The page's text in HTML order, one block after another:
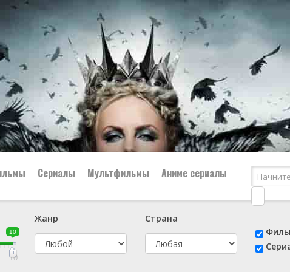
👨‍✈️ Военный
🕵️‍♂️ Детектив
Сериалы Мультфильмы Аниме сериалы
10
10
Жанр
Страна